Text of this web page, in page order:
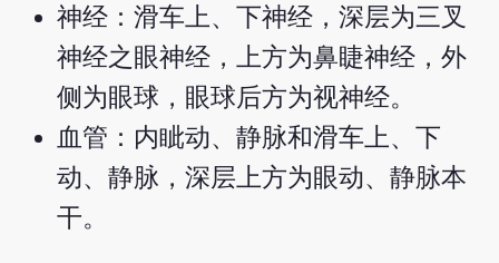
神经：滑车上、下神经，深层为三叉
神经之眼神经，上方为鼻睫神经，外
侧为眼球，眼球后方为视神经。
血管：内眦动、静脉和滑车上、下
动、静脉，深层上方为眼动、静脉本
干。